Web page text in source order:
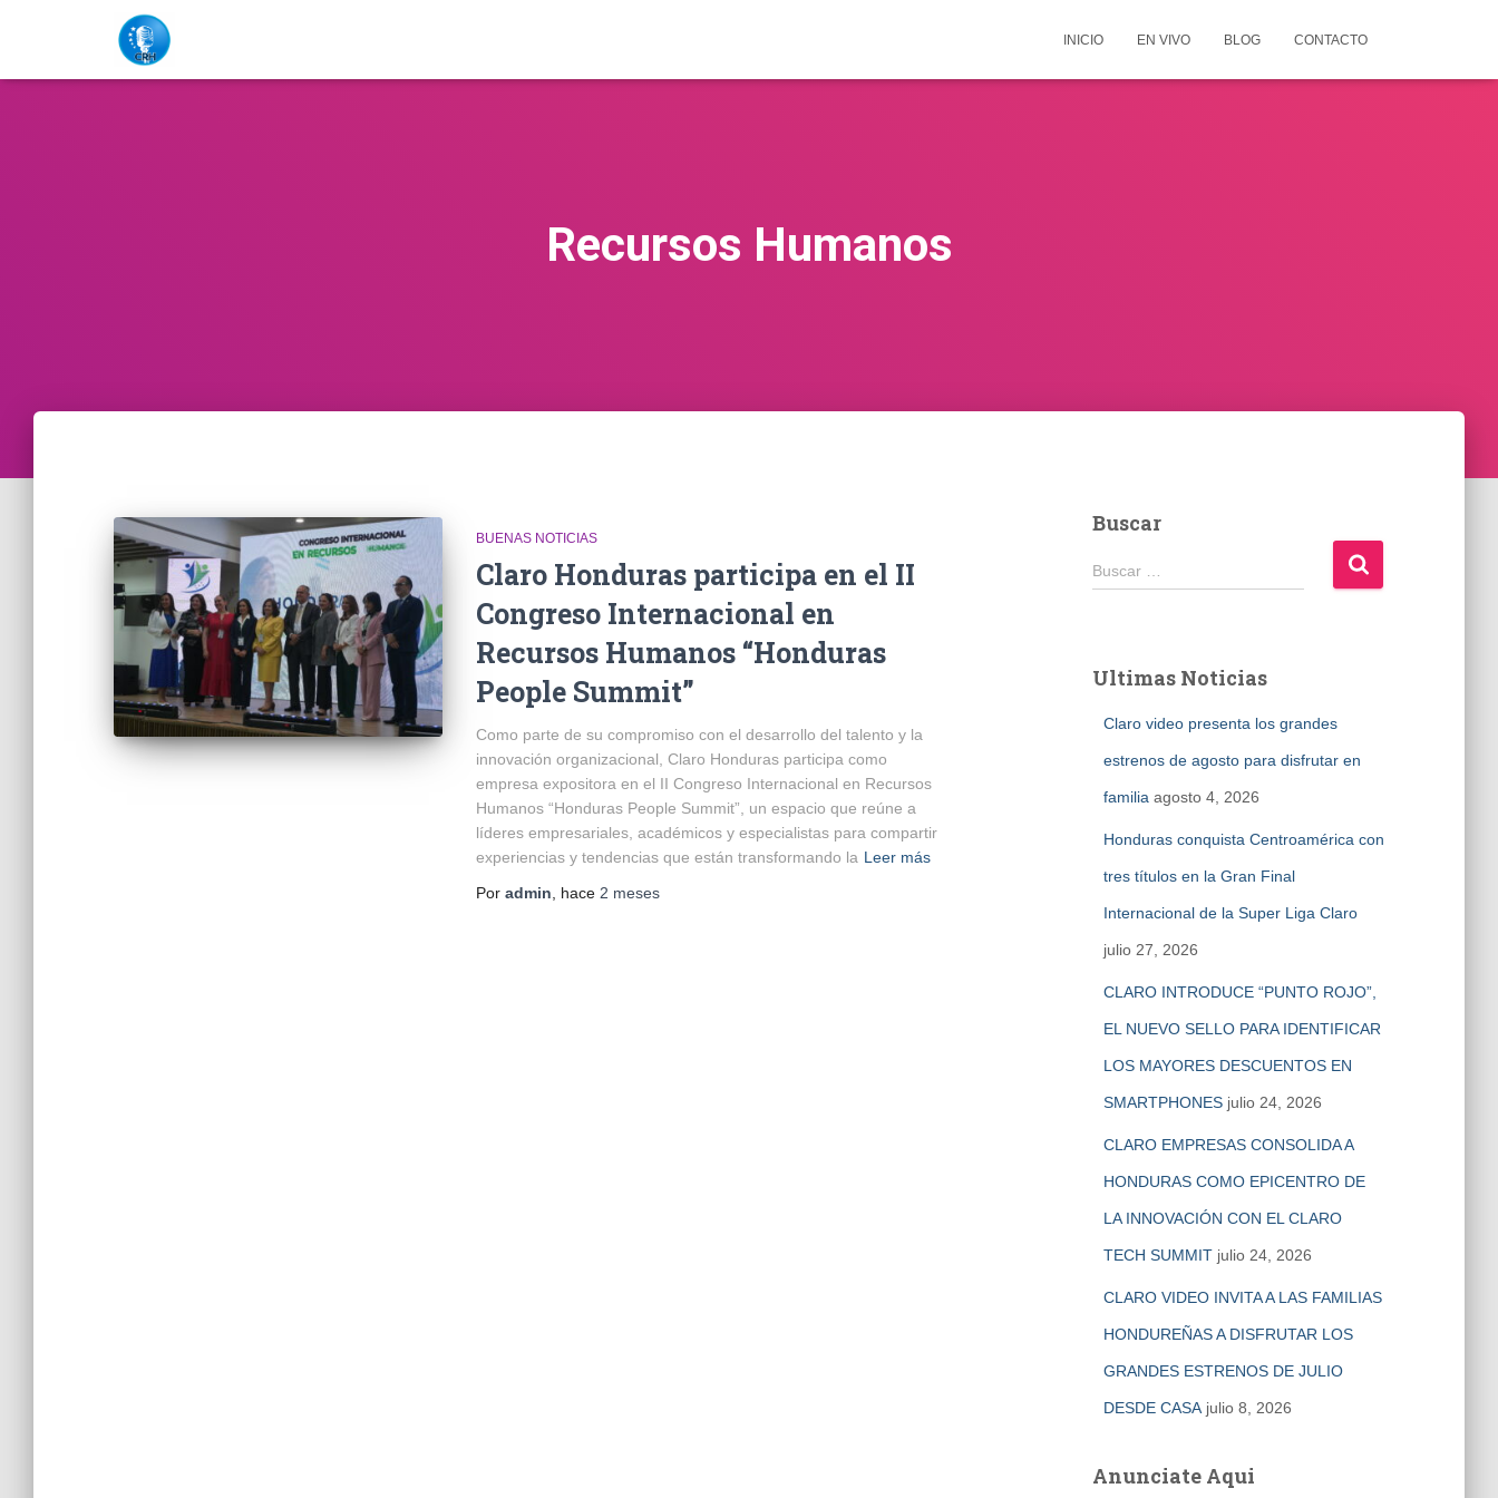
INICIO EN VIVO BLOG CONTACTO
Recursos Humanos
BUENAS NOTICIAS
Claro Honduras participa en el II
Congreso Internacional en
Recursos Humanos “Honduras
People Summit”
Como parte de su compromiso con el desarrollo del talento y la
innovación organizacional, Claro Honduras participa como
empresa expositora en el II Congreso Internacional en Recursos
Humanos “Honduras People Summit”, un espacio que reúne a
líderes empresariales, académicos y especialistas para compartir
experiencias y tendencias que están transformando la Leer más
Por admin , hace 2 meses
Buscar
B
u
r
Buscar …
Ultimas Noticias
Claro video presenta los grandes
estrenos de agosto para disfrutar en
familia agosto 4, 2026
Honduras conquista Centroamérica con
tres títulos en la Gran Final
Internacional de la Super Liga Claro
julio 27, 2026
CLARO INTRODUCE “PUNTO ROJO”,
EL NUEVO SELLO PARA IDENTIFICAR
LOS MAYORES DESCUENTOS EN
SMARTPHONES julio 24, 2026
CLARO EMPRESAS CONSOLIDA A
HONDURAS COMO EPICENTRO DE
LA INNOVACIÓN CON EL CLARO
TECH SUMMIT julio 24, 2026
CLARO VIDEO INVITA A LAS FAMILIAS
HONDUREÑAS A DISFRUTAR LOS
GRANDES ESTRENOS DE JULIO
DESDE CASA julio 8, 2026
Anunciate Aqui